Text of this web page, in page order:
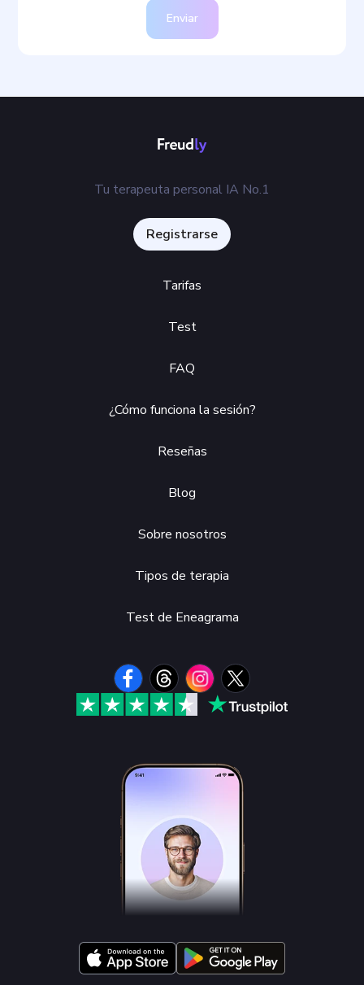
Enviar
Tu terapeuta personal IA No.1
Registrarse
Tarifas
Test
FAQ
¿Cómo funciona la sesión?
Reseñas
Blog
Sobre nosotros
Tipos de terapia
Test de Eneagrama